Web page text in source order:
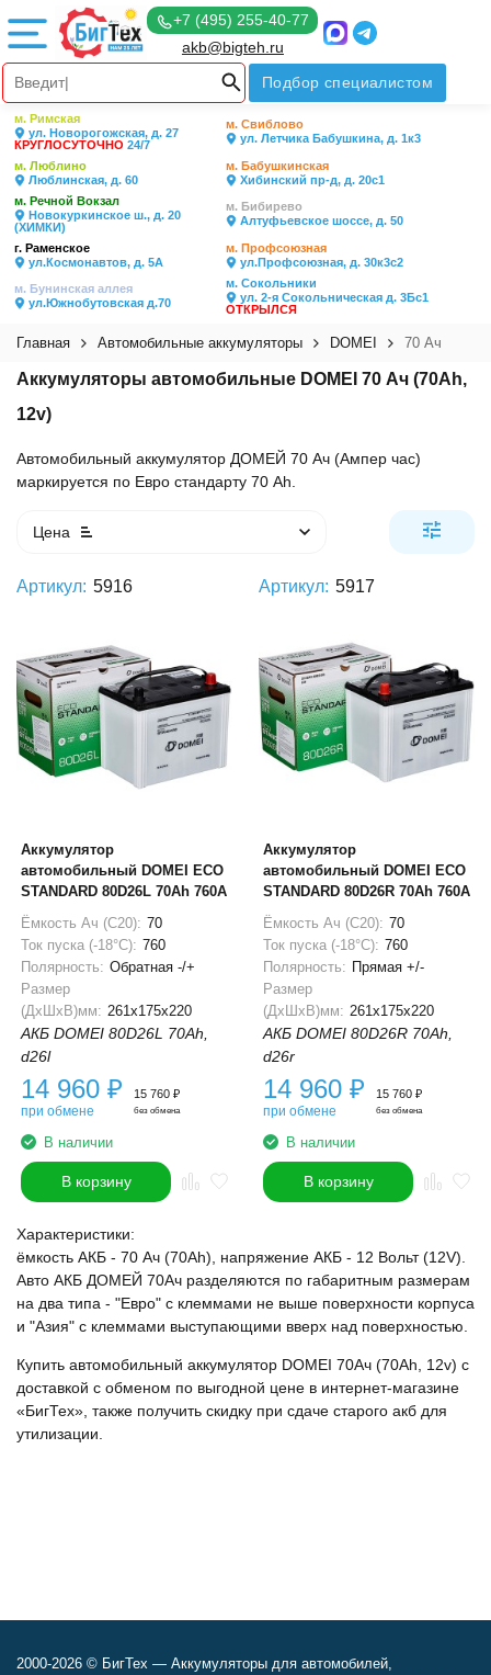
+7 (495) 255-40-77
akb@bigteh.ru
Подбор специалистом
м. Римская
ул. Новорогожская, д. 27
КРУГЛОСУТОЧНО 24/7
м. Свиблово
ул. Летчика Бабушкина, д. 1к3
м. Люблино
Люблинская, д. 60
м. Бабушкинская
Хибинский пр-д, д. 20с1
м. Речной Вокзал
Новокуркинское ш., д. 20
(ХИМКИ)
м. Бибирево
Алтуфьевское шоссе, д. 50
г. Раменское
ул.Космонавтов, д. 5А
м. Профсоюзная
ул.Профсоюзная, д. 30к3с2
м. Бунинская аллея
ул.Южнобутовская д.70
м. Сокольники
ул. 2-я Сокольническая д. 3Бс1
ОТКРЫЛСЯ
Главная Автомобильные аккумуляторы DOMEI 70 Ач
Аккумуляторы автомобильные DOMEI 70 Ач (70Ah,
12v)
Автомобильный аккумулятор ДОМЕЙ 70 Ач (Ампер час)
маркируется по Евро стандарту 70 Ah.
Цена
Артикул: 5916
Аккумулятор
автомобильный DOMEI ECO
STANDARD 80D26L 70Ah 760A
Ёмкость Ач (С20): 70
Ток пуска (-18°С): 760
Полярность: Обратная -/+
Размер
(ДхШхВ)мм: 261x175x220
АКБ DOMEI 80D26L 70Ah,
d26l
14 960 ₽
при обмене
15 760 ₽
без обмена
В наличии
В корзину
Артикул: 5917
Аккумулятор
автомобильный DOMEI ECO
STANDARD 80D26R 70Ah 760A
Ёмкость Ач (С20): 70
Ток пуска (-18°С): 760
Полярность: Прямая +/-
Размер
(ДхШхВ)мм: 261x175x220
АКБ DOMEI 80D26R 70Ah,
d26r
14 960 ₽
при обмене
15 760 ₽
без обмена
В наличии
В корзину
Характеристики:
ёмкость АКБ - 70 Ач (70Ah), напряжение АКБ - 12 Вольт (12V).
Авто АКБ ДОМЕЙ 70Ач разделяются по габаритным размерам
на два типа - "Евро" с клеммами не выше поверхности корпуса
и "Азия" с клеммами выступающими вверх над поверхностью.
Купить автомобильный аккумулятор DOMEI 70Ач (70Ah, 12v) с
доставкой с обменом по выгодной цене в интернет-магазине
«БигТех», также получить скидку при сдаче старого акб для
утилизации.
2000-2026 © БигТех — Аккумуляторы для автомобилей,